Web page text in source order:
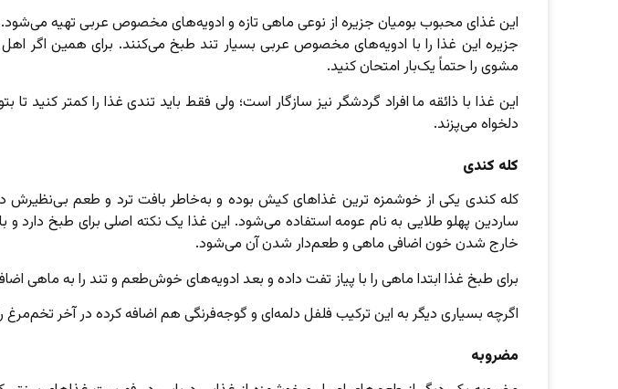
این غذای محبوب بومیان جزیره از نوعی ماهی تازه و ادویه‌های مخصوص عربی تهیه
جزیره این غذا را با ادویه‌های مخصوص عربی بسیار تند طبخ می‌کنند. برای همین اگر
مشوی را حتماً یک‌بار امتحان کنید.
این غذا با ذائقه ما افراد گردشگر نیز سازگار است؛ ولی فقط باید تندی غذا را کمتر کنید تا
دلخواه می‌پزند.
کله کندی
کله کندی یکی از خوشمزه ترین غذاهای کیش بوده و به‌خاطر بافت ترد و طعم بی‌نظیرش
ساردین پهلو طلایی به نام عومه استفاده می‌شود. این غذا یک نکته اصلی برای طبخ دارد
خارج شدن خون اضافی ماهی و طعم‌دار شدن آن می‌شود.
برای طبخ غذا ابتدا ماهی را با پیاز تفت داده و بعد ادویه‌های خوش‌طعم و تند را به ماهی
اگرچه بسیاری دیگر به این ترکیب فلفل دلمه‌ای و گوجه‌فرنگی هم اضافه کرده در آخر
مضروبه